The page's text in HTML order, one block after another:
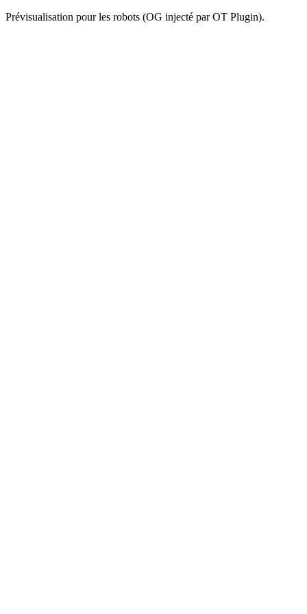
Prévisualisation pour les robots (OG injecté par OT Plugin).